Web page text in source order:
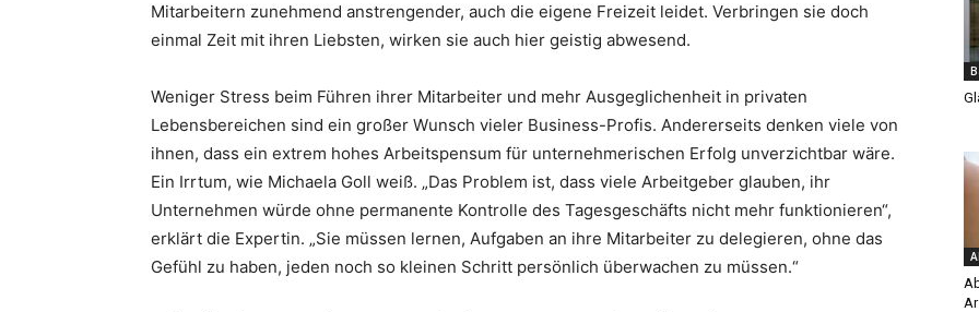
Mitarbeitern zunehmend anstrengender, auch die eigene Freizeit leidet. Verbringen sie doch
einmal Zeit mit ihren Liebsten, wirken sie auch hier geistig abwesend.
Weniger Stress beim Führen ihrer Mitarbeiter und mehr Ausgeglichenheit in privaten
Lebensbereichen sind ein großer Wunsch vieler Business-Profis. Andererseits denken viele von
ihnen, dass ein extrem hohes Arbeitspensum für unternehmerischen Erfolg unverzichtbar wäre.
Ein Irrtum, wie Michaela Goll weiß. „Das Problem ist, dass viele Arbeitgeber glauben, ihr
Unternehmen würde ohne permanente Kontrolle des Tagesgeschäfts nicht mehr funktionieren“,
erklärt die Expertin. „Sie müssen lernen, Aufgaben an ihre Mitarbeiter zu delegieren, ohne das
Gefühl zu haben, jeden noch so kleinen Schritt persönlich überwachen zu müssen.“